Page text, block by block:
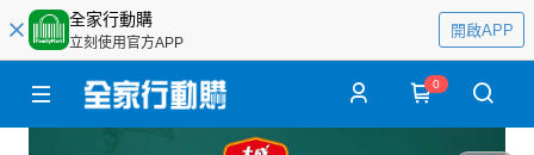
全家行動購
立刻使用官方APP
開啟APP
0